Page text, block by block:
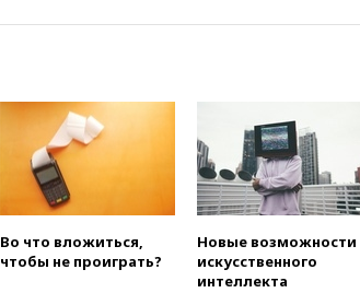
сотни жителей Курской
сохранить мобилизационный
ресурс для Украины
Девочка с «маской
Бэтмена» показала лицо
после последней операции
историка Артема Кирпиченка
арестовали в Израиле
Во что вложиться,
чтобы не проиграть?
Новые возможности
искусственного
интеллекта